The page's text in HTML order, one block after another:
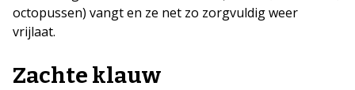
octopussen) vangt en ze net zo zorgvuldig weer
vrijlaat.
Zachte klauw